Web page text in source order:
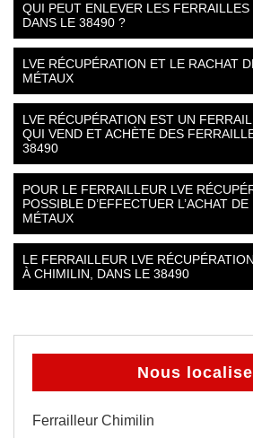
QUI PEUT ENLEVER LES
DANS LE 38490 ?
LVE RÉCUPÉRATION ET LE RACHAT
MÉTAUX
LVE RÉCUPÉRATION EST UN
QUI VEND ET ACHÈTE DES
38490
POUR LE FERRAILLEUR LVE
POSSIBLE D’EFFECTUER L’ACHAT
MÉTAUX
LE FERRAILLEUR LVE
À CHIMILIN, DANS LE 38490
Nous
Ferrailleur Chimilin